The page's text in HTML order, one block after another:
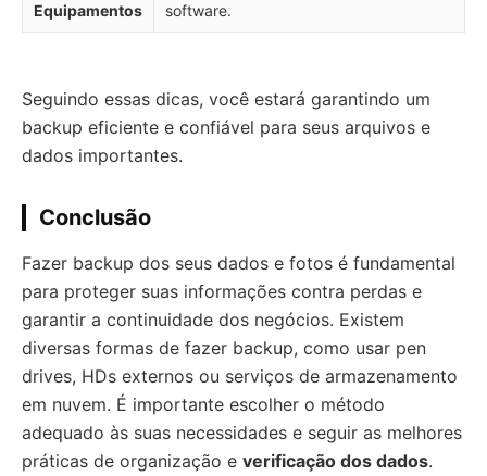
Equipamentos
software.
Seguindo essas dicas, você estará garantindo um
backup eficiente e confiável para seus arquivos e
dados importantes.
Conclusão
Fazer backup dos seus dados e fotos é fundamental
para proteger suas informações contra perdas e
garantir a continuidade dos negócios. Existem
diversas formas de fazer backup, como usar pen
drives, HDs externos ou serviços de armazenamento
em nuvem. É importante escolher o método
adequado às suas necessidades e seguir as melhores
práticas de organização e verificação dos dados.